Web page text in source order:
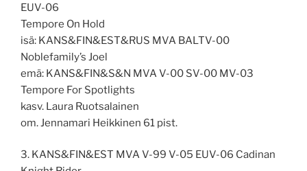
EUV-06
Tempore On Hold
isä: KANS&FIN&EST&RUS MVA BALTV-00
Noblefamily’s Joel
emä: KANS&FIN&S&N MVA V-00 SV-00 MV-03
Tempore For Spotlights
kasv. Laura Ruotsalainen
om. Jennamari Heikkinen 61 pist.
3. KANS&FIN&EST MVA V-99 V-05 EUV-06 Cadinan